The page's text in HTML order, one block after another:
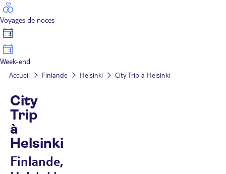
Voyages de noces
Week-end
Accueil Finlande Helsinki City Trip à Helsinki
City
Trip
à
Helsinki
Finlande,